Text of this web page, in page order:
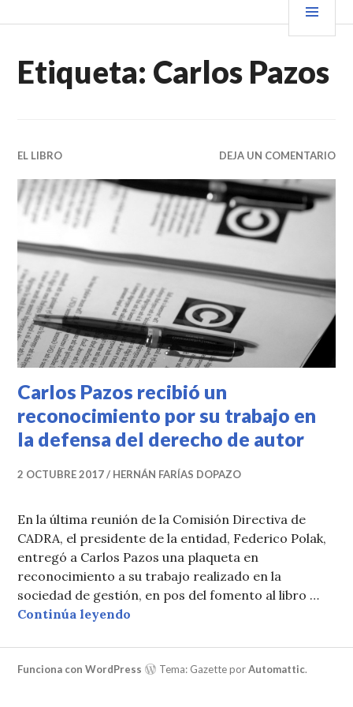
al VENDER+LIBROS NOTICIAS
Etiqueta: Carlos Pazos
EL LIBRO DEJA UN COMENTARIO
Carlos Pazos recibió un
reconocimiento por su trabajo en
la defensa del derecho de autor
2 OCTUBRE 2017 HERNÁN FARÍAS DOPAZO
En la última reunión de la Comisión Directiva de
CADRA, el presidente de la entidad, Federico Polak,
entregó a Carlos Pazos una plaqueta en
reconocimiento a su trabajo realizado en la
sociedad de gestión, en pos del fomento al libro …
Continúa leyendo
Funciona con WordPress Tema: Gazette porAutomattic.